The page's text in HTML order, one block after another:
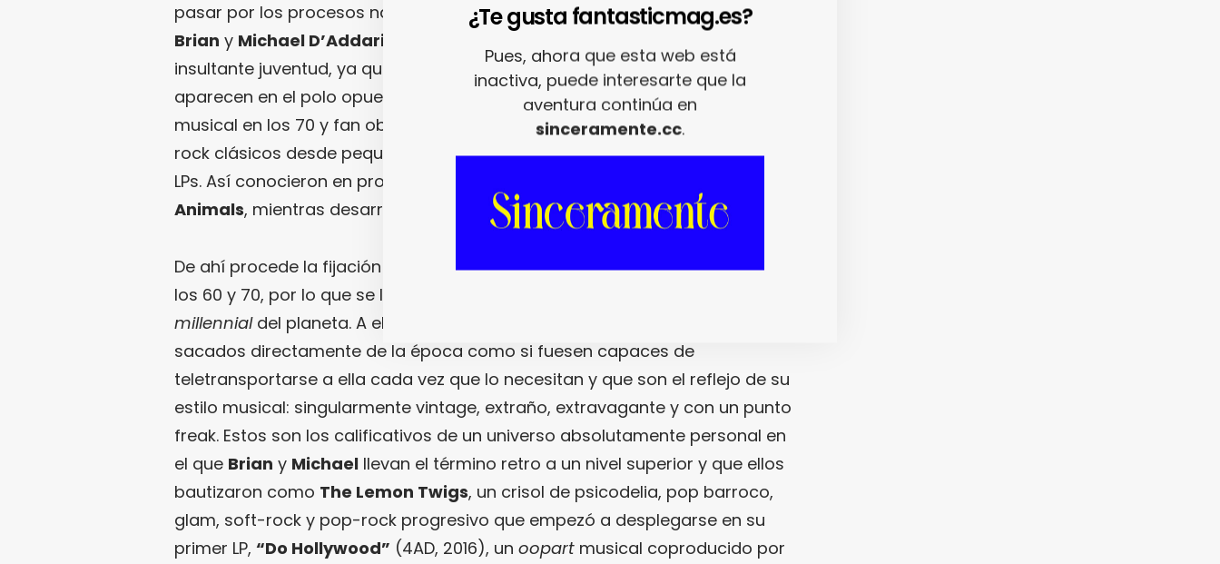
pasar por los procesos naturales de escucha y asimilación. Los hermanos
Brian y Michael D’Addario
insultante juventud, ya que rondan los 20 años de edad. Pero ellos
aparecen en el polo opuesto de esa teoría: su padre, afamado compositor
musical en los 70 y fan obsesivo de
The Beatles, los introdujo en el pop y el
rock clásicos desde pequeños al reproducir en casa su gran colección de
LPs. Así conocieron en profundidad también a
Animals, mientras desarrollaban su talento multi-instrumental y vocal.
De ahí procede la fijación de los D’Addariopor los sonidos y la estética de
los 60 y 70, por lo que se les puede considerar los
millennialdel planeta. A ello contribuye su aspecto e indumentaria,
sacados directamente de la época como si fuesen capaces de
teletransportarse a ella cada vez que lo necesitan y que son el reflejo de su
estilo musical: singularmente vintage, extraño, extravagante y con un punto
freak. Estos son los calificativos de un universo absolutamente personal en
el que Brian y Michael llevan el término retro a un nivel superior y que ellos
bautizaron como The Lemon Twigs, un crisol de psicodelia, pop barroco,
glam, soft-rock y pop-rock progresivo que empezó a desplegarse en su
primer LP, “Do Hollywood” (4AD, 2016), un oopart musical coproducido por
¿Te gusta fantasticmag.es?
Pues, ahora que esta web está
inactiva, puede interesarte que la
aventura continúa en
sinceramente.cc.